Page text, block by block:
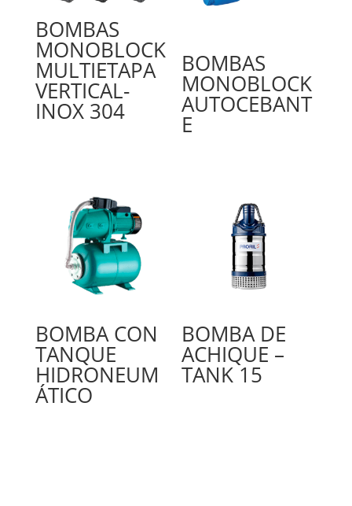
BOMBAS
MONOBLOCK
MULTIETAPA
VERTICAL-
INOX 304
BOMBAS
MONOBLOCK
AUTOCEBANT
E
BOMBA CON
TANQUE
HIDRONEUM
ÁTICO
BOMBA DE
ACHIQUE –
TANK 15